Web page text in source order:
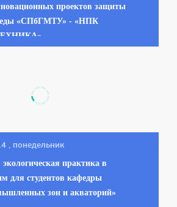
проектов защиты
«СПбГМТУ» - «НПК
, понедельник
практика в
для студентов кафедры
зон и акваторий»